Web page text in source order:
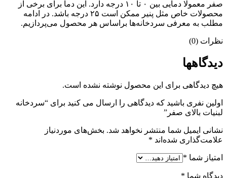
صفر معمولا دمایی بین ۰ تا ۱۰ درجه دارد. این دما برای برخی از
محصولات خاص مثل پنیر ممکن است ۲۵ درجه باشد. در ادامه
مطلب به معرفی سردخانه‌ها براساس هر محصول می‌پردازیم.
نظرات (0)
دیدگاهها
هیچ دیدگاهی برای این محصول نوشته نشده است.
اولین نفری باشید که دیدگاهی را ارسال می کنید برای “سردخانه
لبنیات بالای صفر”
نشانی ایمیل شما منتشر نخواهد شد. بخش‌های موردنیاز
علامت‌گذاری شده‌اند *
امتیاز شما *
دیدگاه شما *